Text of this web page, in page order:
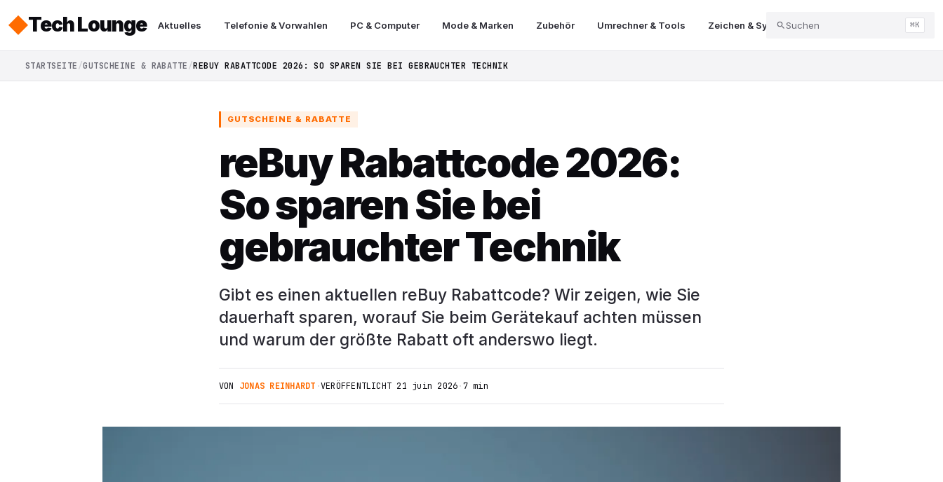
Tech Lounge Aktuelles Telefonie & Vorwahlen PC & Computer Mode & Marken Zubehör Umrechner & Tools Zeichen & Symbole Abo & Kündigung
Suchen ⌘K
STARTSEITE GUTSCHEINE & RABATTE REBUY RABATTCODE 2026: SO SPAREN SIE BEI GEBRAUCHTER TECHNIK
GUTSCHEINE & RABATTE
reBuy Rabattcode 2026:
So sparen Sie bei
gebrauchter Technik
Gibt es einen aktuellen reBuy Rabattcode? Wir zeigen, wie Sie
dauerhaft sparen, worauf Sie beim Gerätekauf achten müssen
und warum der größte Rabatt oft anderswo liegt.
VON JONAS REINHARDT ·VERÖFFENTLICHT 21 juin 2026·7 min